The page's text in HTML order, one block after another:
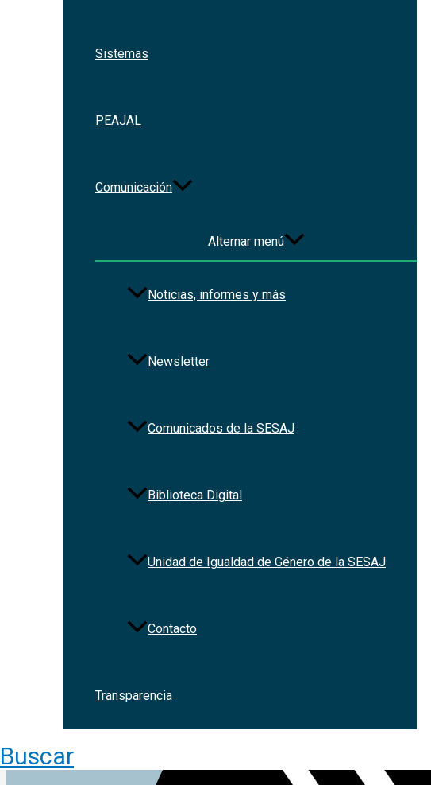
Sistemas
PEAJAL
Comunicación
Alternar menú
Noticias, informes y más
Newsletter
Comunicados de la SESAJ
Biblioteca Digital
Unidad de Igualdad de Género de la SESAJ
Contacto
Transparencia
Buscar